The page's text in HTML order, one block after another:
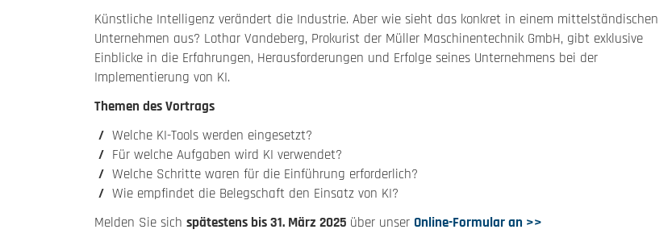
Künstliche Intelligenz verändert die Industrie. Aber wie sieht das konkret in einem mittelständischen
Unternehmen aus? Lothar Vandeberg, Prokurist der Müller Maschinentechnik GmbH, gibt exklusive
Einblicke in die Erfahrungen, Herausforderungen und Erfolge seines Unternehmens bei der
Implementierung von KI.
Themen des Vortrags
Welche KI-Tools werden eingesetzt?
Für welche Aufgaben wird KI verwendet?
Welche Schritte waren für die Einführung erforderlich?
Wie empfindet die Belegschaft den Einsatz von KI?
Melden Sie sich spätestens bis 31. März 2025 über unser Online-Formular an >>